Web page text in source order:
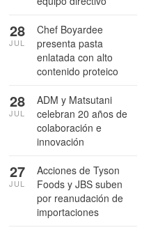
Chef Boyardee
presenta pasta
enlatada con alto
contenido proteico
28
JUL
ADM y Matsutani
celebran 20 años de
colaboración e
innovación
28
JUL
Acciones de Tyson
Foods y JBS suben
por reanudación de
importaciones
27
JUL